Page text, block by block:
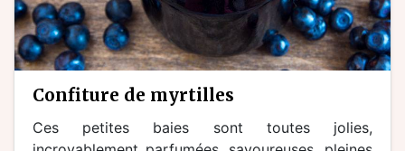
confiture de myrtilles
Ces petites baies sont toutes jolies,